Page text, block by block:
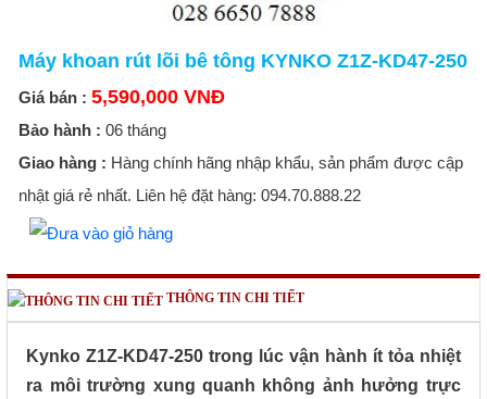
Máy khoan rút lõi bê tông KYNKO Z1Z-KD47-250
Giá bán : 5,590,000 VNĐ
Bảo hành : 06 tháng
Giao hàng : Hàng chính hãng nhập khẩu, sản phẩm được cập
nhật giá rẻ nhất. Liên hệ đặt hàng: 094.70.888.22
THÔNG TIN CHI TIẾT
Kynko Z1Z-KD47-250 trong lúc vận hành ít tỏa nhiệt
ra môi trường xung quanh không ảnh hưởng trực